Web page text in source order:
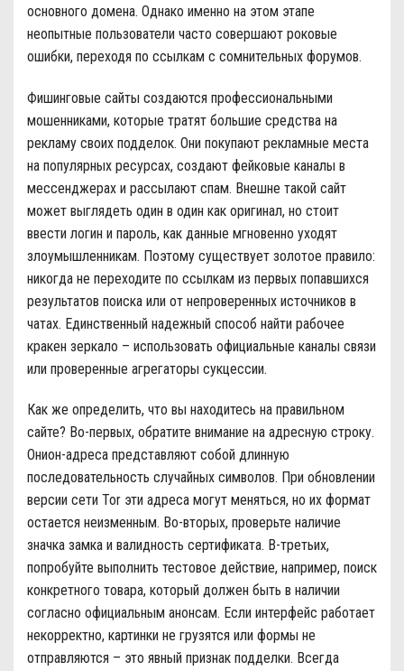
основного домена. Однако именно на этом этапе
неопытные пользователи часто совершают роковые
ошибки, переходя по ссылкам с сомнительных форумов.
Фишинговые сайты создаются профессиональными
мошенниками, которые тратят большие средства на
рекламу своих подделок. Они покупают рекламные места
на популярных ресурсах, создают фейковые каналы в
мессенджерах и рассылают спам. Внешне такой сайт
может выглядеть один в один как оригинал, но стоит
ввести логин и пароль, как данные мгновенно уходят
злоумышленникам. Поэтому существует золотое правило:
никогда не переходите по ссылкам из первых попавшихся
результатов поиска или от непроверенных источников в
чатах. Единственный надежный способ найти рабочее
кракен зеркало – использовать официальные каналы связи
или проверенные агрегаторы сукцессии.
Как же определить, что вы находитесь на правильном
сайте? Во-первых, обратите внимание на адресную строку.
Онион-адреса представляют собой длинную
последовательность случайных символов. При обновлении
версии сети Tor эти адреса могут меняться, но их формат
остается неизменным. Во-вторых, проверьте наличие
значка замка и валидность сертификата. В-третьих,
попробуйте выполнить тестовое действие, например, поиск
конкретного товара, который должен быть в наличии
согласно официальным анонсам. Если интерфейс работает
некорректно, картинки не грузятся или формы не
отправляются – это явный признак подделки. Всегда